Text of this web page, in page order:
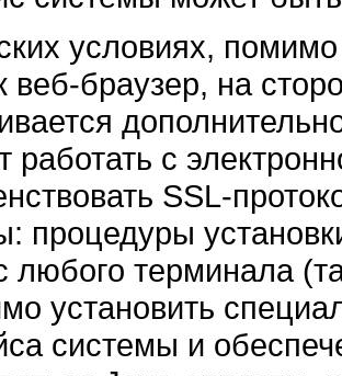
условиях,
веб-браузер, на
работать с
SSL-
процедуры
любого терминала
установить
системы и